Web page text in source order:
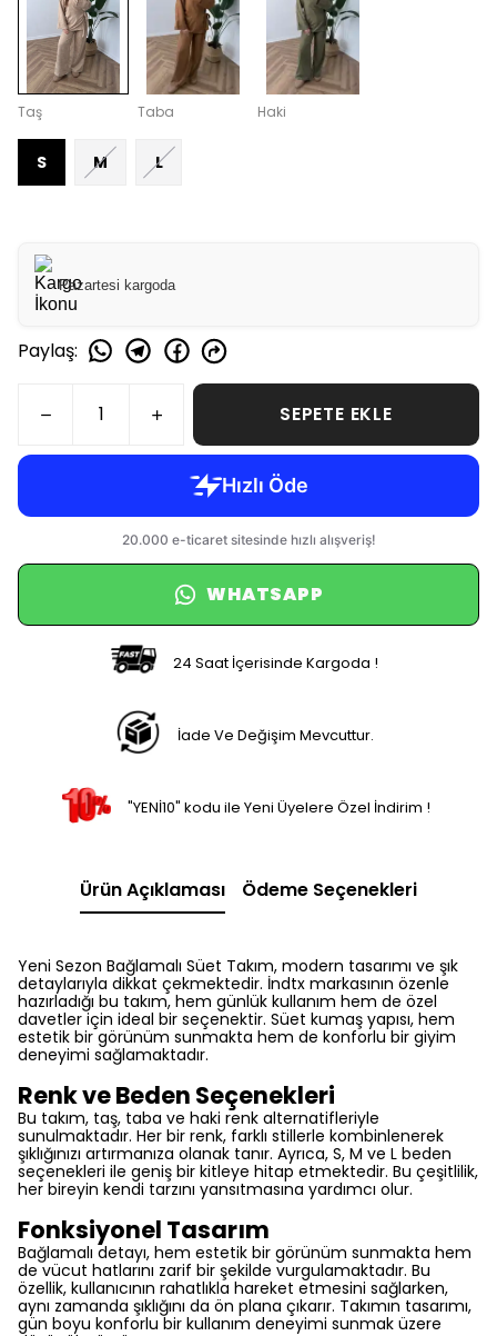
Taş Taba Haki
S M L
Paylaş:
24 Saat İçerisinde Kargoda !
hazırladığı bu takım, hem günlük kullanım hem de özel
davetler için ideal bir seçenektir. Süet kumaş yapısı, hem
estetik bir görünüm sunmakta hem de konforlu bir giyim
deneyimi sağlamaktadır.
Renk ve Beden Seçenekleri
Bu takım, taş, taba ve haki renk alternatifleriyle
sunulmaktadır. Her bir renk, farklı stillerle kombinlenerek
şıklığınızı artırmanıza olanak tanır. Ayrıca, S, M ve L beden
seçenekleri ile geniş bir kitleye hitap etmektedir. Bu çeşitlilik,
her bireyin kendi tarzını yansıtmasına yardımcı olur.
Fonksiyonel Tasarım
Bağlamalı detayı, hem estetik bir görünüm sunmakta hem
de vücut hatlarını zarif bir şekilde vurgulamaktadır. Bu
özellik, kullanıcının rahatlıkla hareket etmesini sağlarken,
aynı zamanda şıklığını da ön plana çıkarır. Takımın tasarımı,
gün boyu konforlu bir kullanım deneyimi sunmak üzere
düşünülmüştür.